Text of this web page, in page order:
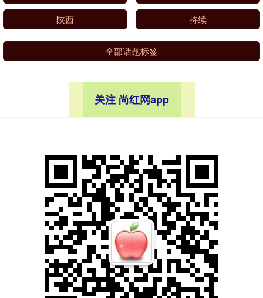
陕西 持续
全部话题标签
关注 尚红网app